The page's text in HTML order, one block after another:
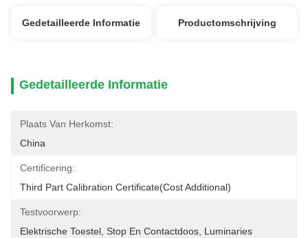
Gedetailleerde Informatie Productomschrijving
Gedetailleerde Informatie
Plaats Van Herkomst:
China
Certificering:
Third Part Calibration Certificate(cost Additional)
Testvoorwerp:
Elektrische Toestel, Stop En Contactdoos, Luminaries